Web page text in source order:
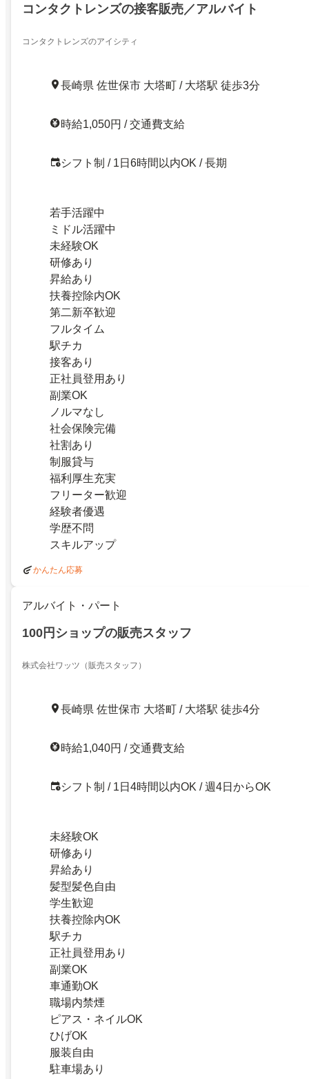
コンタクトレンズの接客販売／アルバイト
コンタクトレンズのアイシティ
長崎県 佐世保市 大塔町 / 大塔駅 徒歩3分
時給1,050円 / 交通費支給
シフト制 / 1日6時間以内OK / 長期
若手活躍中
ミドル活躍中
未経験OK
研修あり
昇給あり
扶養控除内OK
第二新卒歓迎
フルタイム
駅チカ
接客あり
正社員登用あり
副業OK
ノルマなし
社会保険完備
社割あり
制服貸与
福利厚生充実
フリーター歓迎
経験者優遇
学歴不問
スキルアップ
かんたん応募
アルバイト・パート
100円ショップの販売スタッフ
株式会社ワッツ（販売スタッフ）
長崎県 佐世保市 大塔町 / 大塔駅 徒歩4分
時給1,040円 / 交通費支給
シフト制 / 1日4時間以内OK / 週4日からOK
未経験OK
研修あり
昇給あり
髪型髪色自由
学生歓迎
扶養控除内OK
駅チカ
正社員登用あり
副業OK
車通勤OK
職場内禁煙
ピアス・ネイルOK
ひげOK
服装自由
駐車場あり